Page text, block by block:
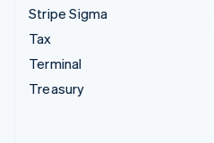
Stripe Sigma
Tax
Terminal
Treasury